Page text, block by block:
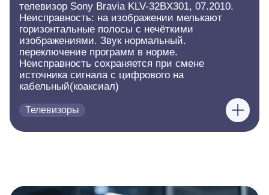
телевизор Sony Bravia KLV-32BX301, 07.2010.
Неисправность: на изображении мелькают
горизонтальные полосы с нечёткими
изображениями. Звук нормальный.
переключение программ в норме.
Неисправность сохраняется при смене
источника сигнала с цифрового на
кабельный(коаксиал)
Телевизоры